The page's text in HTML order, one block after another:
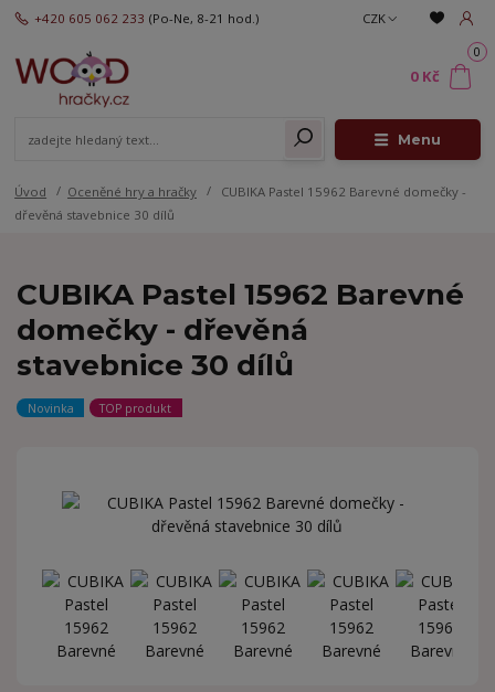
Menu
CZK
+420 605 062 233 (Po-Ne, 8-21 hod.)
0
0 Kč
Úvod Oceněné hry a hračky
CUBIKA Pastel 15962 Barevné domečky -
dřevěná stavebnice 30 dílů
CUBIKA Pastel 15962 Barevné
domečky - dřevěná
stavebnice 30 dílů
Novinka TOP produkt